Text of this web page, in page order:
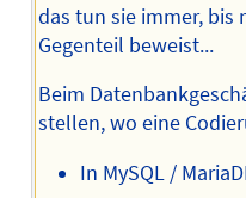
das tun sie immer, bis
Gegenteil beweist...
Beim
stellen, wo eine
In MySQL /